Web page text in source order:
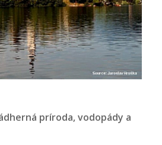
príroda, vodopády a